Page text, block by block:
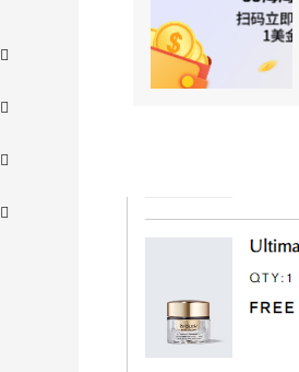
【55专享】Bobbi